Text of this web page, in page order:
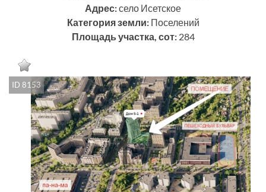
Адрес:село Исетское
Категория земли: Поселений
Площадь участка, сот: 284
ID 8153